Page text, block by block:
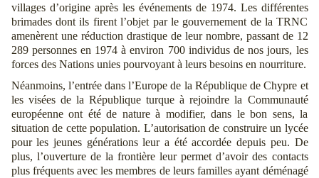
villages d’origine après les événements de 1974. Les différentes
brimades dont ils firent l’objet par le gouvernement de la TRNC
amenèrent une réduction drastique de leur nombre, passant de 12
289 personnes en 1974 à environ 700 individus de nos jours, les
forces des Nations unies pourvoyant à leurs besoins en nourriture.
Néanmoins, l’entrée dans l’Europe de la République de Chypre et
les visées de la République turque à rejoindre la Communauté
européenne ont été de nature à modifier, dans le bon sens, la
situation de cette population. L’autorisation de construire un lycée
pour les jeunes générations leur a été accordée depuis peu. De
plus, l’ouverture de la frontière leur permet d’avoir des contacts
plus fréquents avec les membres de leurs familles ayant déménagé